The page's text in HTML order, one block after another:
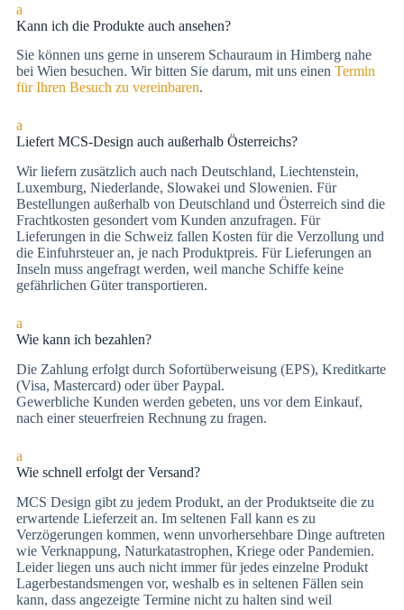
a
Kann ich die Produkte auch ansehen?
Sie können uns gerne in unserem Schauraum in Himberg nahe
bei Wien besuchen. Wir bitten Sie darum, mit uns einen Termin
für Ihren Besuch zu vereinbaren.
a
Liefert MCS-Design auch außerhalb Österreichs?
Wir liefern zusätzlich auch nach Deutschland, Liechtenstein,
Luxemburg, Niederlande, Slowakei und Slowenien. Für
Bestellungen außerhalb von Deutschland und Österreich sind die
Frachtkosten gesondert vom Kunden anzufragen. Für
Lieferungen in die Schweiz fallen Kosten für die Verzollung und
die Einfuhrsteuer an, je nach Produktpreis. Für Lieferungen an
Inseln muss angefragt werden, weil manche Schiffe keine
gefährlichen Güter transportieren.
a
Wie kann ich bezahlen?
Die Zah­lung er­folgt durch Sofortüberweisung (EPS), Kre­dit­kar­te
(Vi­sa, Mas­ter­card) oder über Paypal.
Gewerbliche Kunden werden gebeten, uns vor dem Einkauf,
nach einer steuerfreien Rechnung zu fragen.
a
Wie schnell erfolgt der Versand?
MCS Design gibt zu jedem Produkt, an der Produktseite die zu
erwartende Lieferzeit an. Im seltenen Fall kann es zu
Verzögerungen kommen, wenn unvorhersehbare Dinge auftreten
wie Verknappung, Naturkatastrophen, Kriege oder Pandemien.
Leider liegen uns auch nicht immer für jedes einzelne Produkt
Lagerbestandsmengen vor, weshalb es in seltenen Fällen sein
kann, dass angezeigte Termine nicht zu halten sind weil